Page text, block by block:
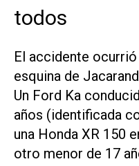
todos
El accidente
esquina de
Un Ford Ka
años (identificada
una Honda XR 150
otro menor de 17